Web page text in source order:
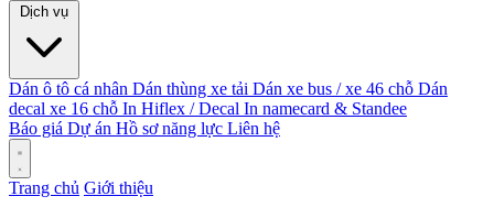
Dán ô tô cá nhân Dán thùng xe tải Dán xe bus / xe 46 chỗ Dán
decal xe 16 chỗ In Hiflex / Decal In namecard & Standee
Báo giá Dự án Hồ sơ năng lực Liên hệ
Trang chủ Giới thiệu